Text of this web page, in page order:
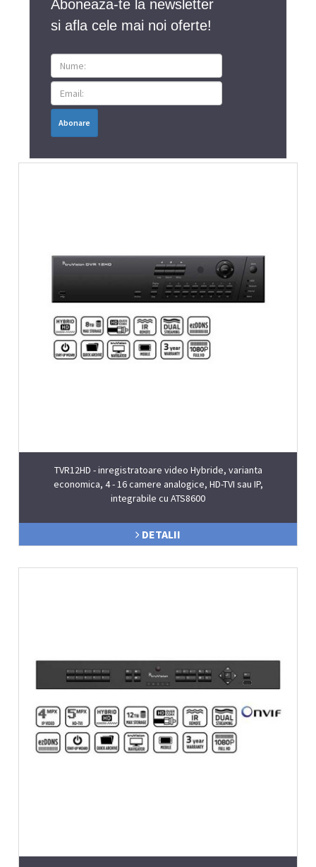
Aboneaza-te la newsletter
si afla cele mai noi oferte!
Abonare
TVR12HD - inregistratoare video Hybride, varianta
economica, 4 - 16 camere analogice, HD-TVI sau IP,
integrabile cu ATS8600
DETALII